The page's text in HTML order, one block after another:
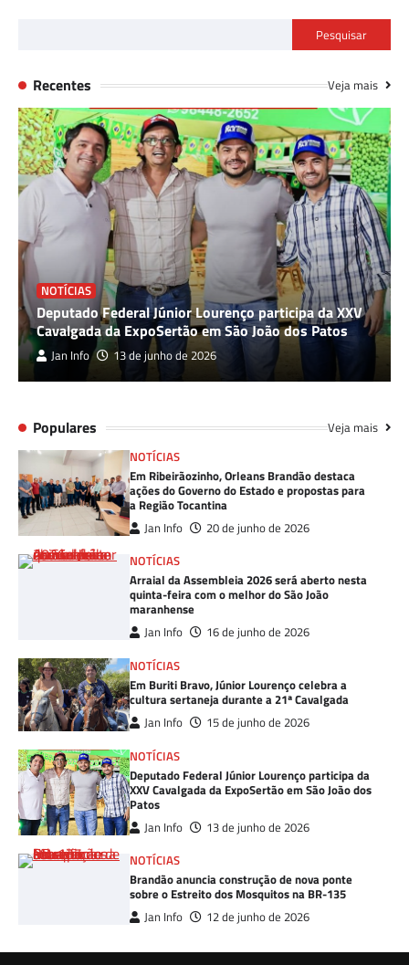
Pesquisar
Recentes Veja mais
NOTÍCIAS
Deputado Federal Júnior Lourenço participa da XXV
Cavalgada da ExpoSertão em São João dos Patos
Jan Info 13 de junho de 2026
Populares Veja mais
NOTÍCIAS
Em Ribeirãozinho, Orleans Brandão destaca
ações do Governo do Estado e propostas para
a Região Tocantina
Jan Info
20 de junho de 2026
NOTÍCIAS
Arraial da Assembleia 2026 será aberto nesta
quinta-feira com o melhor do São João
maranhense
Jan Info
16 de junho de 2026
NOTÍCIAS
Em Buriti Bravo, Júnior Lourenço celebra a
cultura sertaneja durante a 21ª Cavalgada
Jan Info
15 de junho de 2026
NOTÍCIAS
Deputado Federal Júnior Lourenço participa da
XXV Cavalgada da ExpoSertão em São João dos
Patos
Jan Info
13 de junho de 2026
NOTÍCIAS
Brandão anuncia construção de nova ponte
sobre o Estreito dos Mosquitos na BR-135
Jan Info 12 de junho de 2026